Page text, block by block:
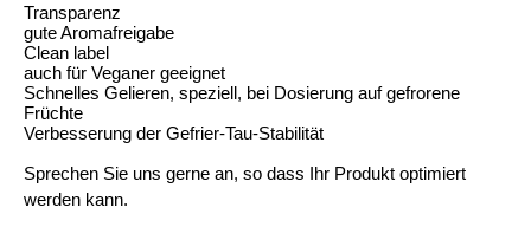
Transparenz
gute Aromafreigabe
Clean label
auch für Veganer geeignet
Schnelles Gelieren, speziell, bei Dosierung auf gefrorene
Früchte
Verbesserung der Gefrier-Tau-Stabilität
Sprechen Sie uns gerne an, so dass Ihr Produkt optimiert
werden kann.